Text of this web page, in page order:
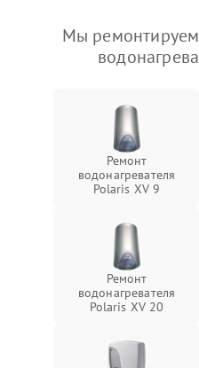
Мы
Ремонт
водонагревателя
Polaris XV 9
Ремонт
водонагревателя
Polaris XV 20